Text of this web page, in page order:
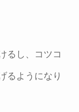
るし、コツコ
るようになり